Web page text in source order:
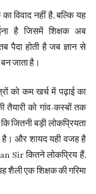
विवाद नहीं है, बल्कि यह
है जिसमें शिक्षक अब
पैदा होती है जब ज्ञान से
बन जाता है।
को कम खर्च में पढ़ाई का
तैयारी को गांव-कस्बों तक
जितनी बड़ी लोकप्रियता
है। और शायद यही वजह है
Sir कितने लोकप्रिय हैं,
शैली एक शिक्षक की गरिमा